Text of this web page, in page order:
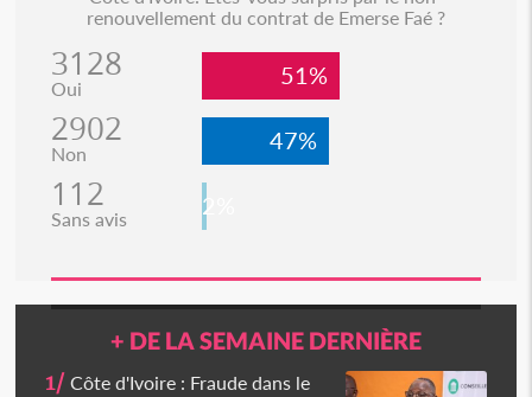
renouvellement du contrat de Emerse Faé ?
3128
Oui 51%
2902
Non 47%
112
Sans avis 2%
+ DE LA SEMAINE DERNIÈRE
1/ Côte d'Ivoire : Fraude dans le